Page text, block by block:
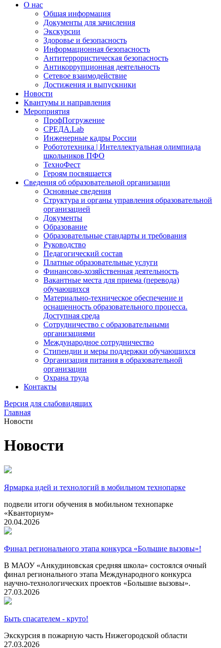
О нас
Общая информация
Документы для зачисления
Экскурсии
Здоровье и безопасность
Информационная безопасность
Антитеррористическая безопасность
Антикоррупционная деятельность
Сетевое взаимодействие
Достижения и выпускники
Новости
Квантумы и направления
Мероприятия
ПрофПогружение
СРЕДА.Lab
Инженерные кадры России
Робототехника | Интеллектуальная олимпиада
школьников ПФО
ТехноФест
Героям посвящается
Сведения об образовательной организации
Основные сведения
Структура и органы управления образовательной
организацией
Документы
Образование
Образовательные стандарты и требования
Руководство
Педагогический состав
Платные образовательные услуги
Финансово-хозяйственная деятельность
Вакантные места для приема (перевода)
обучающихся
Материально-техническое обеспечение и
оснащенность образовательного процесса.
Доступная среда
Сотрудничество с образовательными
организациями
Международное сотрудничество
Стипендии и меры поддержки обучающихся
Организация питания в образовательной
организации
Охрана труда
Контакты
Версия для слабовидящих
Главная
Новости
Новости
Ярмарка идей и технологий в мобильном технопарке
подвели итоги обучения в мобильном технопарке
«Кванториум»
20.04.2026
Финал регионального этапа конкурса «Большие вызовы»!
В МАОУ «Анкудиновская средняя школа» состоялся очный
финал регионального этапа Международного конкурса
научно-технологических проектов «Большие вызовы».
27.03.2026
Быть спасателем - круто!
Экскурсия в пожарную часть Нижегородской области
27.03.2026